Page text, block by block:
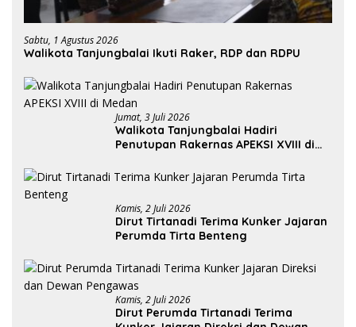
Sabtu, 1 Agustus 2026
Walikota Tanjungbalai Ikuti Raker, RDP dan RDPU
Jumat, 3 Juli 2026
Walikota Tanjungbalai Hadiri
Penutupan Rakernas APEKSI XVIII di
Kamis, 2 Juli 2026
Dirut Tirtanadi Terima Kunker Jajaran
Perumda Tirta Benteng
Kamis, 2 Juli 2026
Dirut Perumda Tirtanadi Terima